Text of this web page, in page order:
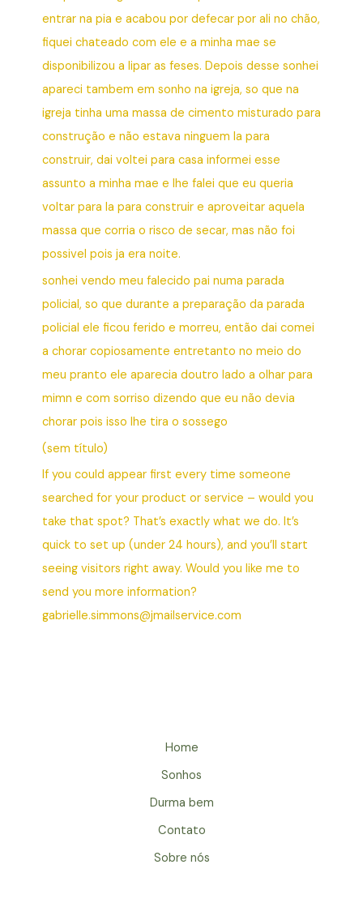
entrar na pia e acabou por defecar por ali no chão,
fiquei chateado com ele e a minha mae se
disponibilizou a lipar as feses. Depois desse sonhei
apareci tambem em sonho na igreja, so que na
igreja tinha uma massa de cimento misturado para
construção e não estava ninguem la para
construir, dai voltei para casa informei esse
assunto a minha mae e lhe falei que eu queria
voltar para la para construir e aproveitar aquela
massa que corria o risco de secar, mas não foi
possivel pois ja era noite.
sonhei vendo meu falecido pai numa parada
policial, so que durante a preparação da parada
policial ele ficou ferido e morreu, então dai comei
a chorar copiosamente entretanto no meio do
meu pranto ele aparecia doutro lado a olhar para
mimn e com sorriso dizendo que eu não devia
chorar pois isso lhe tira o sossego
(sem título)
If you could appear first every time someone
searched for your product or service – would you
take that spot? That’s exactly what we do. It’s
quick to set up (under 24 hours), and you’ll start
seeing visitors right away. Would you like me to
send you more information?
gabrielle.simmons@jmailservice.com
Home
Sonhos
Durma bem
Contato
Sobre nós